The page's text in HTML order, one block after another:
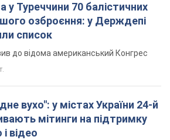
у Туреччини 70 балістичних
озброєння: у Держдепі
список
до відома американський Конгрес
вухо": у містах України 24-й
мітинги на підтримку
відео